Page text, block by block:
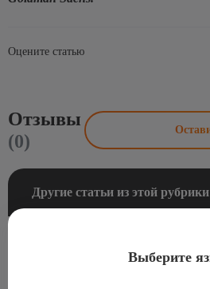
Оцените статью
Отзывы
(0)
Другие статьи из этой рубрики
SpiderPool закрыл
Выберите